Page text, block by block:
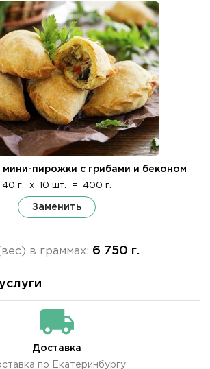
мини-пирожки с грибами и беконом
40 г. x 10 шт. = 400 г.
Заменить
в граммах: 6 750 г.
Доставка
по Екатеринбургу